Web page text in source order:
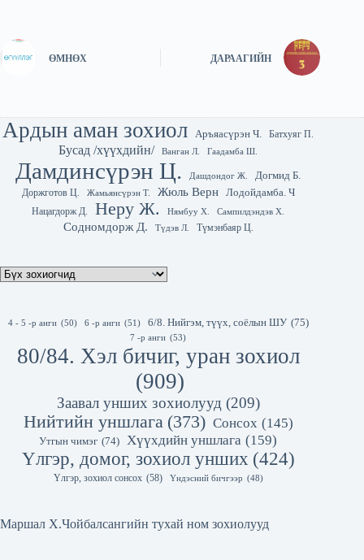
ӨМНӨХ ДАРААГИЙН
Ардын аман зохиол Аръяасүрэн Ч. Батхуяг П.
Бусад /хүүхдийн/ Ванган Л. Гаадамба Ш.
Дамдинсүрэн Ц. Дашдондог Ж.
Догмид Б.
Доржготов Ц.
Жамьянсүрэн Т. Жюль Верн Лодойдамба. Ч
Нацагдорж Д. Неру Ж. Нямбуу Х. Сампилдэндэв Х.
Содномдорж Д. Түдэв Л. Түмэнбаяр Ц.
4 - 5 -р анги (50) 6 -р анги (51) 6/8. Нийгэм, түүх, соёлын ШУ (75)
7 -р анги (53)
80/84. Хэл бичиг, уран зохиол
(909)
Заавал унших зохиолууд (209)
Нийтийн уншлага (373) Сонсох (145)
Утгын чимэг (74) Хүүхдийн уншлага (159)
Үлгэр, домог, зохиол унших (424)
Үлгэр, зохиол сонсох (58) Үндэсний бичгээр (48)
Маршал Х.Чойбалсангийн тухай ном зохиолууд